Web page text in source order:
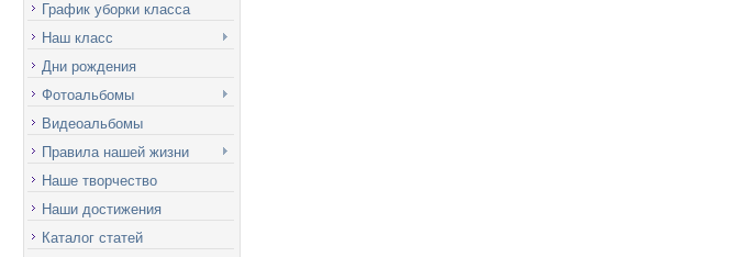
График уборки класса
Наш класс
Дни рождения
Фотоальбомы
Видеоальбомы
Правила нашей жизни
Наше творчество
Наши достижения
Каталог статей